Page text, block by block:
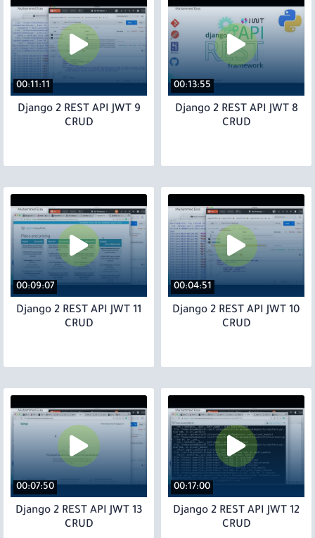
00:13:55
8 Django 2 REST API JWT
CRUD
00:11:11
9 Django 2 REST API JWT
CRUD
00:04:51
10 Django 2 REST API JWT
CRUD
00:09:07
11 Django 2 REST API JWT
CRUD
00:17:00
12 Django 2 REST API JWT
CRUD
00:07:50
13 Django 2 REST API JWT
CRUD